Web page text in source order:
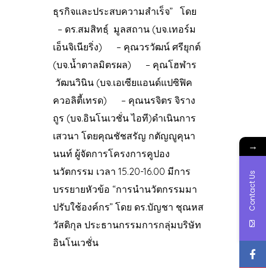
ธุรกิจและประสบความสำเร็จ” โดย
– ดร.สมสิทธฺ์ มูลสถาน (บจ.เทอร์ม
เอ็นจิเนียริ่ง) – คุณวรวัฒน์ ศรียุกต์
(บจ.น้ำตาลมิตรผล) – คุณโฮฬาร
วัฒนวินิน (บจ.เอเซียแอนด์แปซิฟิค
ควอลิตี้เทรด) – คุณนรจิตร จิราง
ถูร (บจ.อินโนเวชั่น ไอที)ดำเนินการ
เสวนา โดยคุณชัชสรัญ กตัญญูคุนา
นนท์ ผู้จัดการโครงการคูปอง
นวัตกรรม เวลา 15.20-16.00 มีการ
บรรยายหัวข้อ “การนำนวัตกรรมมา
ปรับใช้องค์กร” โดย ดร.บัญชา ชุณหส
วัสดิกุล ประธานกรรมการกลุ่มบริษัท
อินโนเวชั่น
→
Contact Us